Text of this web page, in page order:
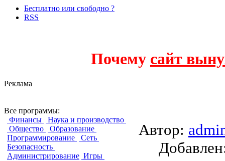
Бесплатно или свободно ?
RSS
Почему сайт
Реклама
Все программы:
Финансы
Наука и производство
Общество
Образование
Программирование
Сеть
Безопасность
Администрирование Игры
Автор: